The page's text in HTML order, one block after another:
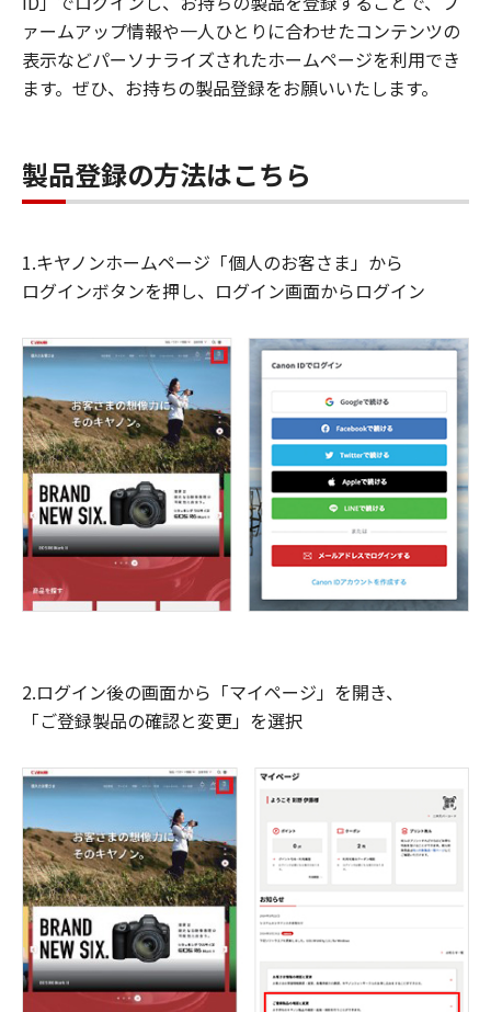
ァームアップ情報や一人ひとりに合わせたコンテンツの
表示などパーソナライズされたホームページを利用でき
ます。ぜひ、お持ちの製品登録をお願いいたします。
製品登録の方法はこちら
1.キヤノンホームページ「個人のお客さま」から
ログインボタンを押し、ログイン画面からログイン
2.ログイン後の画面から「マイページ」を開き、
「ご登録製品の確認と変更」を選択